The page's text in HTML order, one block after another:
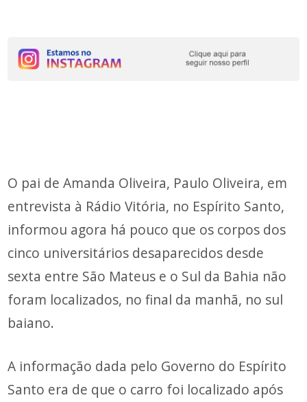
O pai de Amanda Oliveira, Paulo Oliveira, em
entrevista à Rádio Vitória, no Espírito Santo,
informou agora há pouco que os corpos dos
cinco universitários desaparecidos desde
sexta entre São Mateus e o Sul da Bahia não
foram localizados, no final da manhã, no sul
baiano.
A informação dada pelo Governo do Espírito
Santo era de que o carro foi localizado após